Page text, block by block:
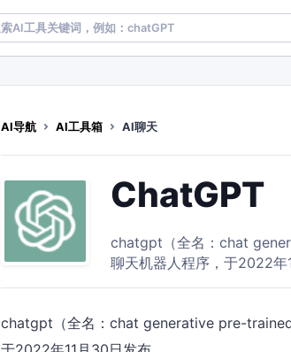
AI导航 AI工具箱 AI聊天
ChatGPT
chatgpt（全名：chat
聊天机器人程序，于2022年
chatgpt（全名：chat generative pre-